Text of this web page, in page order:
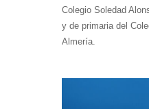
Colegio Soledad
y de primaria del
Almería.